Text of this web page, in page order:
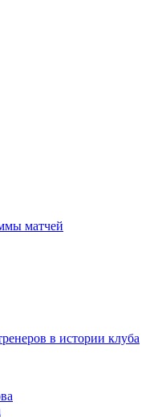
матчей
в истории клуба